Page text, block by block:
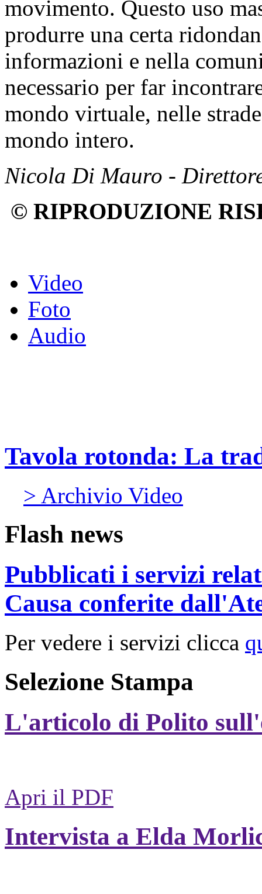
movimento. Questo uso
produrre una certa
informazioni e nella
necessario per far
mondo virtuale, nelle
mondo intero.
Nicola Di Mauro -
© RIPRODUZIONE
Video
Foto
Audio
Tavola rotonda: La
> Archivio Video
Flash news
Pubblicati i servizi
Causa conferite
Per vedere i servizi clicca
Selezione Stampa
L'articolo di Polito
Apri il PDF
Intervista a Elda